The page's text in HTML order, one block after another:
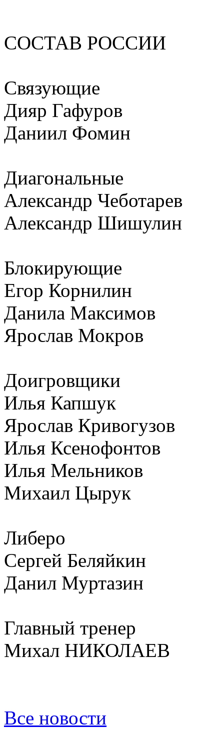
СОСТАВ РОССИИ
Связующие
Дияр Гафуров
Даниил Фомин
Диагональные
Александр Чеботарев
Александр Шишулин
Блокирующие
Егор Корнилин
Данила Максимов
Ярослав Мокров
Доигровщики
Илья Капшук
Ярослав Кривогузов
Илья Ксенофонтов
Илья Мельников
Михаил Цырук
Либеро
Сергей Беляйкин
Данил Муртазин
Главный тренер
Михал НИКОЛАЕВ
Все новости